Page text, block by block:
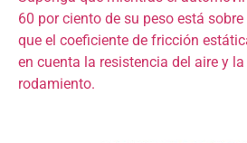
60 por ciento de su peso está
que el coeficiente de fricción
en cuenta la resistencia del aire y la
rodamiento.